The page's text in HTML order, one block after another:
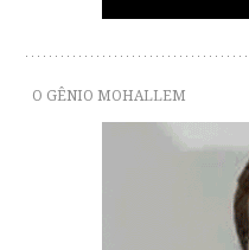
O GÊNIO MOHALLEM